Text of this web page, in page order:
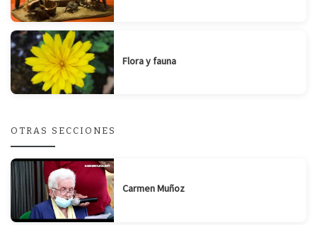
Flora y fauna
OTRAS SECCIONES
Carmen Muñoz